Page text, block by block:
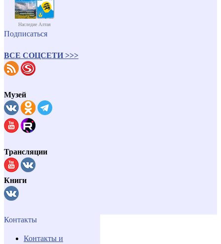
Наследие Алтая
Подписаться
ВСЕ СОЦСЕТИ >>>
Музей
Трансляции
Книги
Контакты
Контакты и